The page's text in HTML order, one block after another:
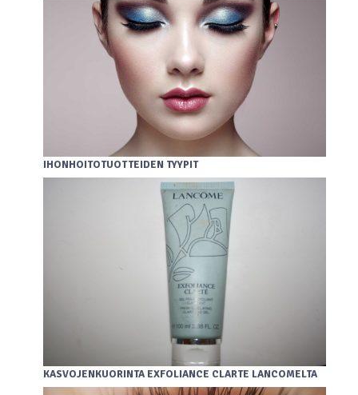
IHONHOITOTUOTTEIDEN TYYPIT
KASVOJENKUORINTA EXFOLIANCE CLARTE LANCOMELTA